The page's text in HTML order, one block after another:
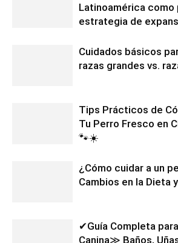
Latinoamérica como
estrategia de
Cuidados básicos
razas grandes vs.
Tips Prácticos de
Tu Perro Fresco en
🐾☀️
¿Cómo cuidar a un
Cambios en la Dieta
✔Guía Completa
Canina≫ Baños,